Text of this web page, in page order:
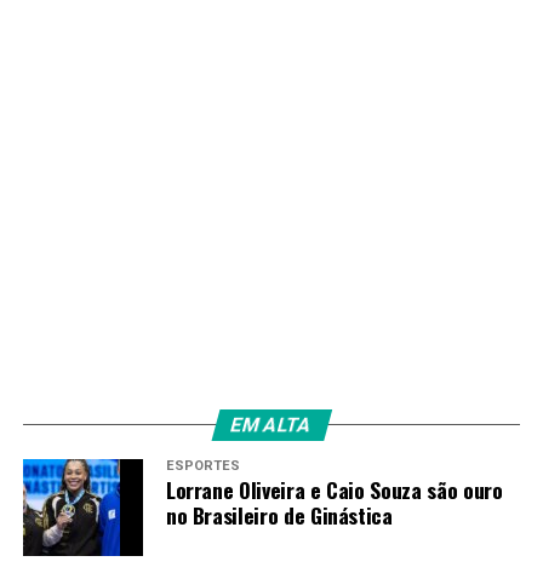
EM ALTA
ESPORTES
Lorrane Oliveira e Caio Souza são ouro
no Brasileiro de Ginástica